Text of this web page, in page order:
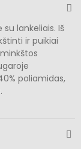
lankeliais. Iš
ir puikiai
poliamidas,